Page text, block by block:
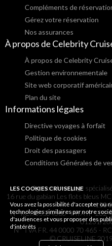
LES COOKIES CRUISELINE
Vous avez la possibilité d'accepter ou
technologies similaires par notre
d'audiences et vous proposer des
d'intérêts
Compléments de
Gérez votre réservation
Nos assurances
À propos de Celebrity
À propos de Celebrity
Gestion environnementale
Site web corporatif
Plan du site
Informations légales
Directive voyages à forfait
Politique de cookies
Droit des passagers
Conditions Générales de
Agence de voyage
16 rue du gabian Les flots bleus
150
N° RCI: 05S04380- IATA n° 202
01231/
N° TVA FR. 44 0000 70 465 -
© CRUISELINE